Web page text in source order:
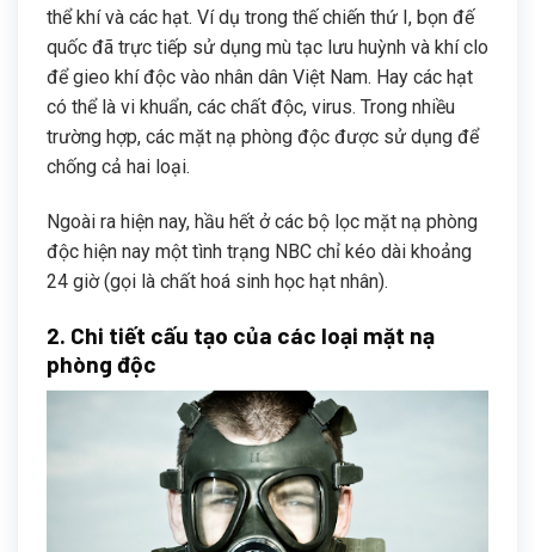
thể khí và các hạt. Ví dụ trong thế chiến thứ I, bọn đế
quốc đã trực tiếp sử dụng mù tạc lưu huỳnh và khí clo
để gieo khí độc vào nhân dân Việt Nam. Hay các hạt
có thể là vi khuẩn, các chất độc, virus. Trong nhiều
trường hợp, các mặt nạ phòng độc được sử dụng để
chống cả hai loại.
Ngoài ra hiện nay, hầu hết ở các bộ lọc mặt nạ phòng
độc hiện nay một tình trạng NBC chỉ kéo dài khoảng
24 giờ (gọi là chất hoá sinh học hạt nhân).
2. Chi tiết cấu tạo của các loại mặt nạ
phòng độc